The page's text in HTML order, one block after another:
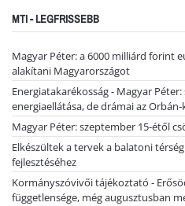
MTI - LEGFRISSEBB
Magyar Péter: a 6000 milliárd forint
alakítani Magyarországot
Energiatakarékosság - Magyar
energiaellátása, de drámai az
Magyar Péter: szeptember 15-étől
Elkészültek a tervek a balatoni
fejlesztéséhez
Kormányszóvivői tájékoztató -
függetlensége, még augusztusban